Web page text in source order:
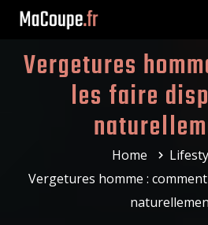
Vergetures
les faire
Home
Vergetures homme :